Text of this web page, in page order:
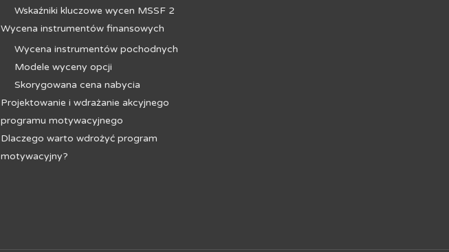
Wskaźniki kluczowe wycen MSSF 2
Wycena instrumentów finansowych
Wycena instrumentów pochodnych
Modele wyceny opcji
Skorygowana cena nabycia
Projektowanie i wdrażanie akcyjnego
programu motywacyjnego
Dlaczego warto wdrożyć program
motywacyjny?